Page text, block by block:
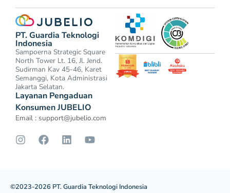
PT. Guardia Teknologi
Indonesia
Sampoerna Strategic Square
North Tower Lt. 16, Jl. Jend.
Sudirman Kav 45-46, Karet
Semanggi, Kota Administrasi
Jakarta Selatan.
Layanan Pengaduan
Konsumen JUBELIO
Email : support@jubelio.com
©2023-2026 PT. Guardia Teknologi Indonesia